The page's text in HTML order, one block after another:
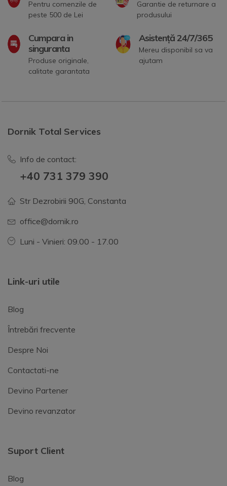
Pentru comenzile de
peste 500 de Lei
Garantie de returnare a
produsului
Cumpara in
singuranta
Produse originale,
calitate garantata
Asistență 24/7/365
Mereu disponibil sa va
ajutam
Dornik Total Services
Info de contact:
+40 731 379 390
Str Dezrobirii 90G, Constanta
office@dornik.ro
Luni - Vinieri: 09.00 - 17.00
Link-uri utile
Blog
Întrebări frecvente
Despre Noi
Contactati-ne
Devino Partener
Devino revanzator
Suport Client
Blog